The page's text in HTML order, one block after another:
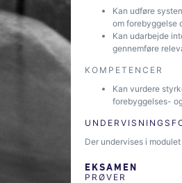
Kan udføre
om forebyggelse
Kan udarbejde
gennemføre
KOMPETENCER
Kan vurdere
forebyggelses-
Der undervises i
EKSAMEN
PRØVER